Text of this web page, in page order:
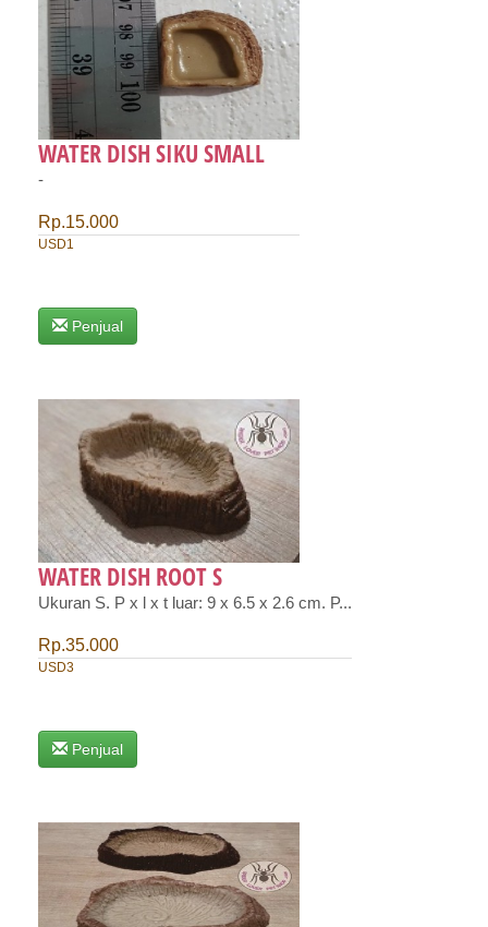
WATER DISH SIKU SMALL
-
Rp.15.000
USD1
Penjual
WATER DISH ROOT S
Ukuran S. P x l x t luar: 9 x 6.5 x 2.6 cm. P...
Rp.35.000
USD3
Penjual